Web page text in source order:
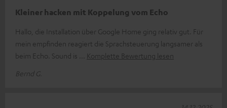
Kleiner hacken mit Koppelung vom Echo
Hallo, die Installation über Google Home ging relativ gut. Für
mein empfinden reagiert die Sprachsteuerung langsamer als
beim Echo. Sound is
Komplette Bewertung lesen
Bernd G.